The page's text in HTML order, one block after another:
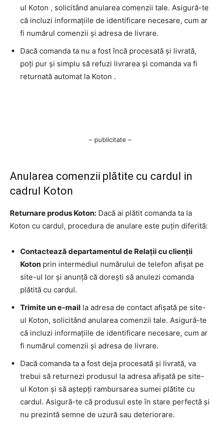
ul Koton , solicitând anularea comenzii tale. Asigură-te
că incluzi informațiile de identificare necesare, cum ar
fi numărul comenzii și adresa de livrare.
Dacă comanda ta nu a fost încă procesată și livrată,
poți pur și simplu să refuzi livrarea și comanda va fi
returnată automat la Koton .
– publicitate –
Anularea comenzii plătite cu cardul in
cadrul Koton
Returnare produs Koton: Dacă ai plătit comanda ta la
Koton cu cardul, procedura de anulare este puțin diferită:
Contactează departamentul de Relații cu clienții
Koton prin intermediul numărului de telefon afișat pe
site-ul lor și anunță că dorești să anulezi comanda
plătită cu cardul.
Trimite un e-mail la adresa de contact afișată pe site-
ul Koton, solicitând anularea comenzii tale. Asigură-te
că incluzi informațiile de identificare necesare, cum ar
fi numărul comenzii și adresa de livrare.
Dacă comanda ta a fost deja procesată și livrată, va
trebui să returnezi produsul la adresa afișată pe site-
ul Koton și să aștepți rambursarea sumei plătite cu
cardul. Asigură-te că produsul este în stare perfectă și
nu prezintă semne de uzură sau deteriorare.